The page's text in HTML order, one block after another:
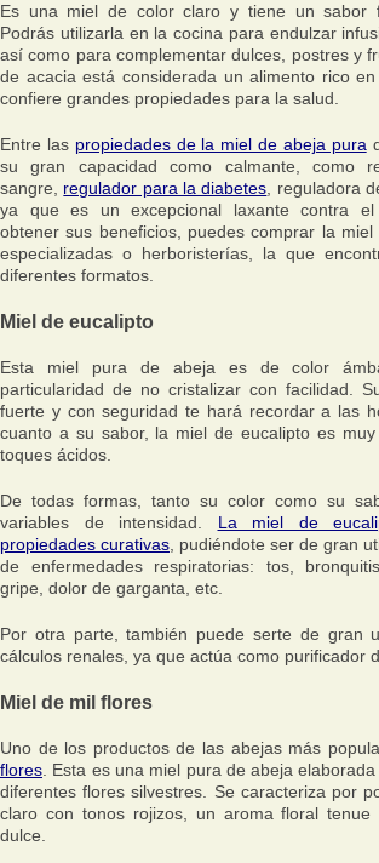
Es una miel de color claro y tiene un sabor
Podrás utilizarla en la cocina para endulzar
así como para complementar dulces, postres y
de acacia está considerada un alimento rico
confiere grandes propiedades para la salud.
Entre las propiedades de la miel de abeja pura
su gran capacidad como calmante, como
sangre, regulador para la diabetes , reguladora
ya que es un excepcional laxante contra el
obtener sus beneficios, puedes comprar la
especializadas o herboristerías, la que
diferentes formatos.
Miel de eucalipto
Esta miel pura de abeja es de color
particularidad de no cristalizar con facilidad.
fuerte y con seguridad te hará recordar a las
cuanto a su sabor, la miel de eucalipto es
toques ácidos.
De todas formas, tanto su color como su
variables de intensidad. La miel de
propiedades curativas , pudiéndote ser de gran
de enfermedades respiratorias: tos,
gripe, dolor de garganta, etc.
Por otra parte, también puede serte de gran
cálculos renales, ya que actúa como purificador
Miel de mil flores
Uno de los productos de las abejas más
flores . Esta es una miel pura de abeja
diferentes flores silvestres. Se caracteriza por
claro con tonos rojizos, un aroma floral
dulce.